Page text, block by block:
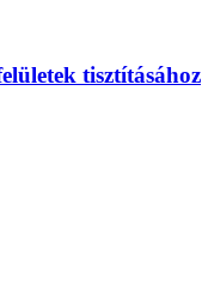
tisztításához